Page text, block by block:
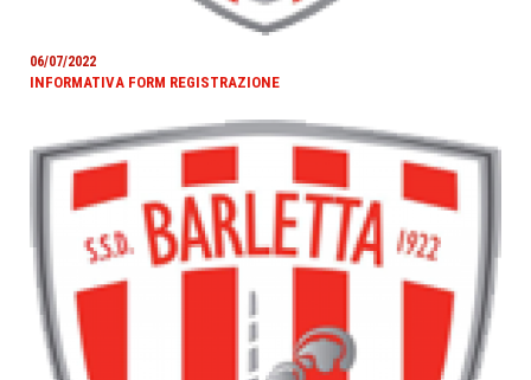
06/07/2022
INFORMATIVA FORM REGISTRAZIONE